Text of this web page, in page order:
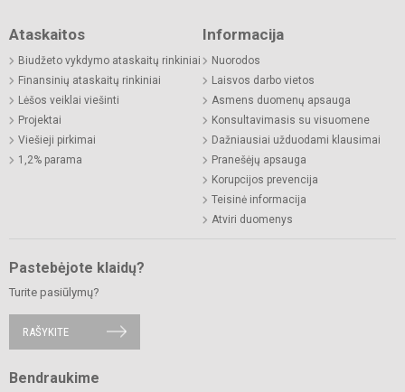
Ataskaitos
Biudžeto vykdymo ataskaitų rinkiniai
Finansinių ataskaitų rinkiniai
Lėšos veiklai viešinti
Projektai
Viešieji pirkimai
1,2% parama
Informacija
Nuorodos
Laisvos darbo vietos
Asmens duomenų apsauga
Konsultavimasis su visuomene
Dažniausiai užduodami klausimai
Pranešėjų apsauga
Korupcijos prevencija
Teisinė informacija
Atviri duomenys
Pastebėjote klaidų?
Turite pasiūlymų?
RAŠYKITE
Bendraukime